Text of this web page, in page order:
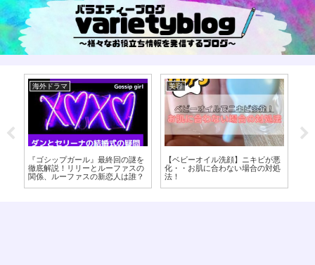
海外ドラマ
『ゴシップガール』最終回の謎を
徹底解説！リリーとルーファスの
関係、ルーファスの新恋人は誰？
美容
【ベビーオイル洗顔】ニキビが悪
化・・お肌に合わない場合の対処
法！